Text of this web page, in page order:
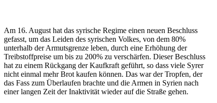
Am 16. August hat das syrische Regime einen neuen Beschluss
gefasst, um das Leiden des syrischen Volkes, von dem 80%
unterhalb der Armutsgrenze leben, durch eine Erhöhung der
Treibstoffpreise um bis zu 200% zu verschärfen. Dieser Beschluss
hat zu einem Rückgang der Kaufkraft geführt, so dass viele Syrer
nicht einmal mehr Brot kaufen können. Das war der Tropfen, der
das Fass zum Überlaufen brachte und die Armen in Syrien nach
einer langen Zeit der Inaktivität wieder auf die Straße gehen.